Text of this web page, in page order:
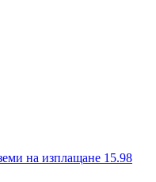
на изплащане 15.98